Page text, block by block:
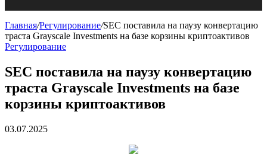
Главная/Регулирование/SEC поставила на паузу конвертацию
траста Grayscale Investments на базе корзины криптоактивов
Регулирование
SEC поставила на паузу конвертацию
траста Grayscale Investments на базе
корзины криптоактивов
03.07.2025